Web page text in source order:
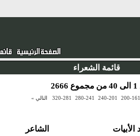
قائمة الشعراء
200-161
240-201
280-241
320-281 التالي »
الأبيات الشاعر